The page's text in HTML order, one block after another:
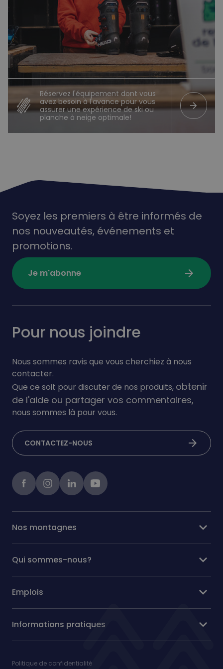
Réservez l'équipement dont vous
avez besoin à l'avance pour vous
assurer une expérience de ski ou
planche à neige optimale!
arrow_forward
Soyez les premiers à être informés de
nos nouveautés, événements et
promotions.
Je m'abonne arrow_forward
Pour nous joindre
Nous sommes ravis que vous cherchiez à nous
contacter.
Que ce soit pour discuter de nos produits, obtenir
de l'aide ou partager vos commentaires,
nous sommes là pour vous.
CONTACTEZ-NOUS arrow_forward
FacebookinstagramlinkedInYoutube
Nos montagnes expand_more
Qui sommes-nous? expand_more
Emplois expand_more
Informations pratiques expand_more
Politique de confidentialité